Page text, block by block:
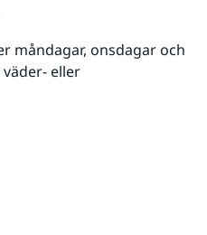
måndagar, onsdagar och
eller